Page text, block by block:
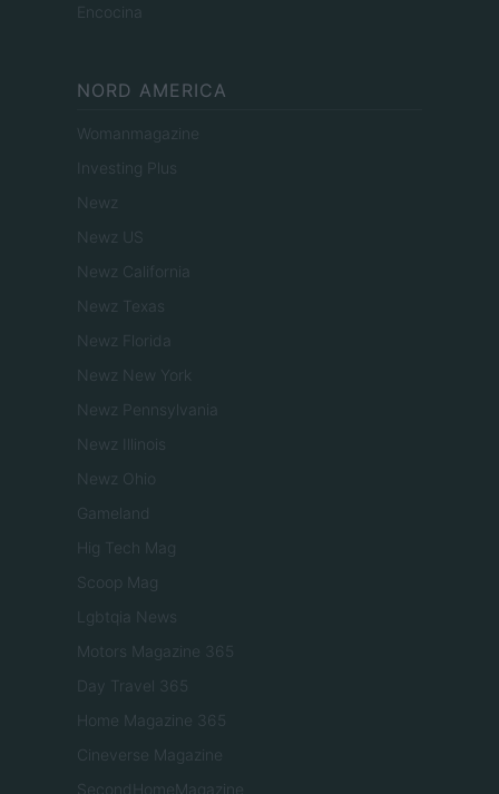
Encocina
NORD AMERICA
Womanmagazine
Investing Plus
Newz
Newz US
Newz California
Newz Texas
Newz Florida
Newz New York
Newz Pennsylvania
Newz Illinois
Newz Ohio
Gameland
Hig Tech Mag
Scoop Mag
Lgbtqia News
Motors Magazine 365
Day Travel 365
Home Magazine 365
Cineverse Magazine
SecondHomeMagazine